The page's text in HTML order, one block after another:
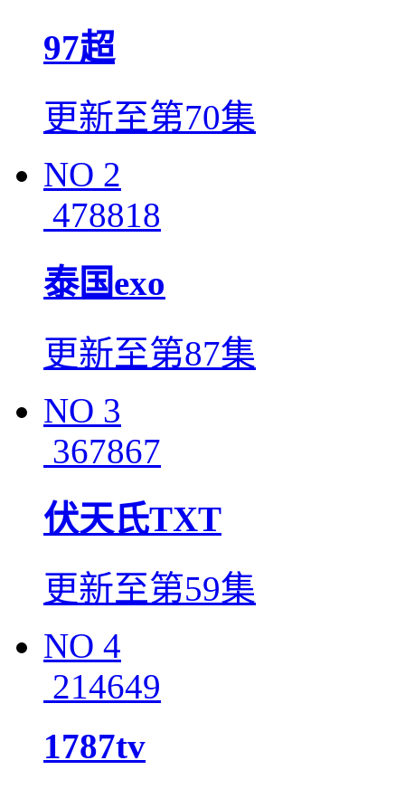
97超
更新至第70集
NO 2
478818
泰国exo
更新至第87集
NO 3
367867
伏天氏TXT
更新至第59集
NO 4
214649
1787tv